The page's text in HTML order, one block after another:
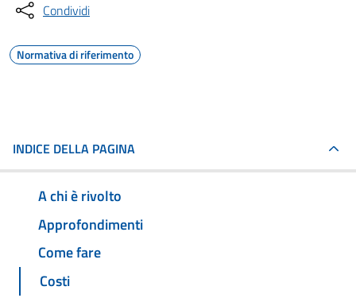
Condividi
Normativa di riferimento
INDICE DELLA PAGINA
A chi è rivolto
Approfondimenti
Come fare
Costi